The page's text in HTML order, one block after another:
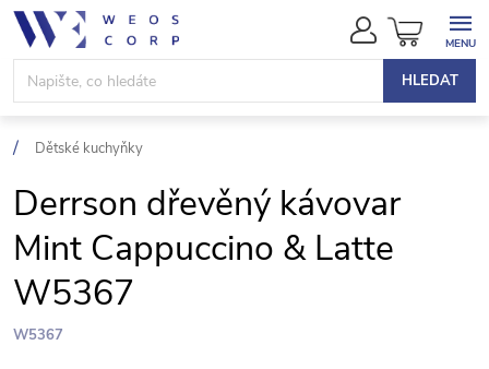
Přejít
obsah
HLEDAT
NÁKUPNÍ
KOŠÍK
Dětské kuchyňky
Derrson dřevěný kávovar
Mint Cappuccino & Latte
W5367
W5367